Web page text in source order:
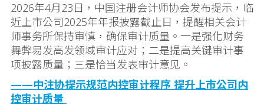
2026年4月23日，中国注册会计师协会发布提示，临
近上市公司2025年年报披露截止日，提醒相关会计
师事务所保持审慎，确保审计质量。一是强化财务
舞弊易发高发领域审计应对；二是提高关键审计事
项披露质量；三是恰当发表审计意见。
——中注协提示规范内控审计程序 提升上市公司内
控审计质量